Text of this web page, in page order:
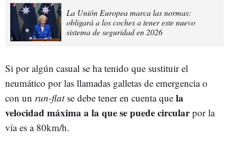
La Unión Europea marca las normas:
obligará a los coches a tener este nuevo
sistema de seguridad en 2026
Si por algún casual se ha tenido que sustituir el
neumático por las llamadas galletas de emergencia o
con un run-flat se debe tener en cuenta que la
velocidad máxima a la que se puede circularpor la
vía es a 80km/h.